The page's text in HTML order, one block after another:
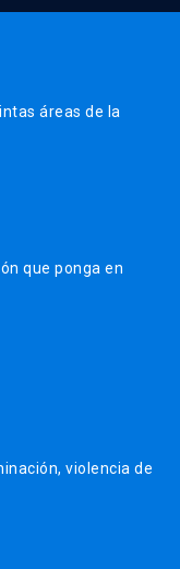
áreas de la
que ponga en
violencia de